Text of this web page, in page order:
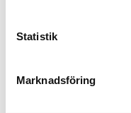
Statistik
Marknadsföring